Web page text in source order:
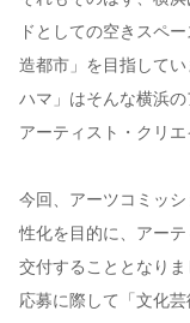
ドとしての空きスペ
造都市」を目指して
ハマ」はそんな横浜
アーティスト・クリ
今回、アーツコミッ
性化を目的に、アー
交付することとなりま
応募に際して「文化